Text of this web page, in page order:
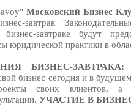
Московский Бизнес
завтрак
завтраке будут
юридической практики в
БИЗНЕС-ЗАВТРАКА:
бизнес сегодня и в
своих клиентов,
УЧАСТИЕ В